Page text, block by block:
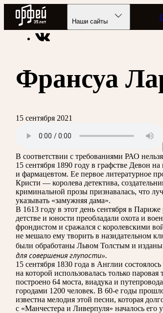
Радио Орфей
Наши сайты
Радио классической музыки «Орфей»
Франсуа
15 сентября 2021
В соответствии с требованиями РАО
15 сентября 1890 году в графстве Девон
и фармацевтом. Ее первое литературное
Кристи — королева детектива,
криминальной прозы признавалась, что
указывать «замужняя дама».
В 1613 году в этот день сентября в
детстве и юности преобладали охота и
фрондистом и сражался с королевскими
не мешало ему творить в назидательном
были обработаны Львом Толстым и изданы
для совершения глупости».
15 сентября 1830 года в Англии
на которой использовалась только
построено 64 моста, виадука и
городами 1200 человек. В 60-е годы
известна мелодия этой песни, которая
с «Манчестера и Ливерпуля» началось его